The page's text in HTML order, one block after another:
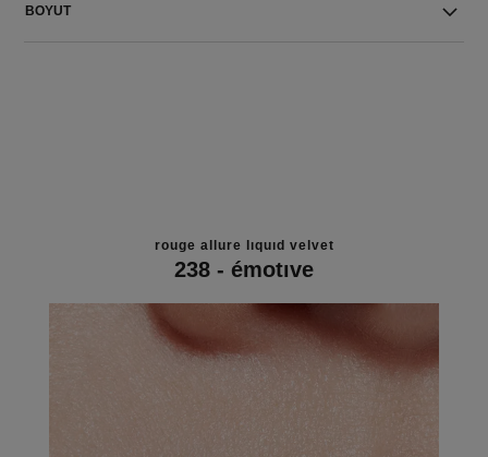
BOYUT
rouge allure liquid velvet
238 - émotive